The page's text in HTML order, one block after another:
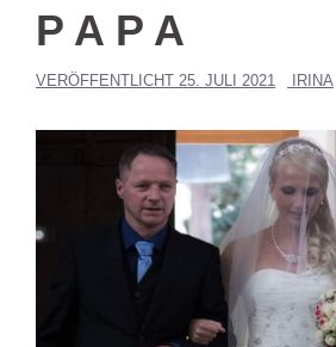
P A P A
VERÖFFENTLICHT 25. JULI 2021 IRINA